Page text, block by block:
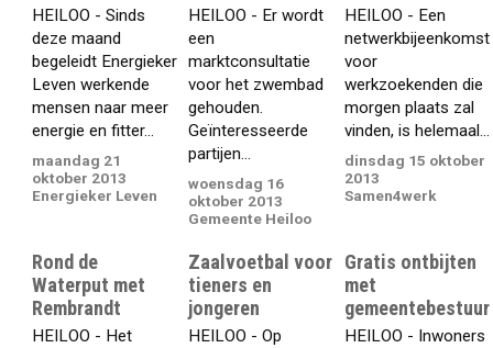
HEILOO - Sinds
deze maand
begeleidt Energieker
Leven werkende
mensen naar meer
energie en fitter...
maandag 21
oktober 2013
Energieker Leven
HEILOO - Er wordt
een
marktconsultatie
voor het zwembad
gehouden.
Geïnteresseerde
partijen...
woensdag 16
oktober 2013
Gemeente Heiloo
HEILOO - Een
netwerkbijeenkomst
voor
werkzoekenden die
morgen plaats zal
vinden, is helemaal...
dinsdag 15 oktober
2013
Samen4werk
Rond de
Waterput met
Rembrandt
HEILOO - Het
Zaalvoetbal voor
tieners en
jongeren
HEILOO - Op
Gratis ontbijten
met
gemeentebestuur
HEILOO - Inwoners